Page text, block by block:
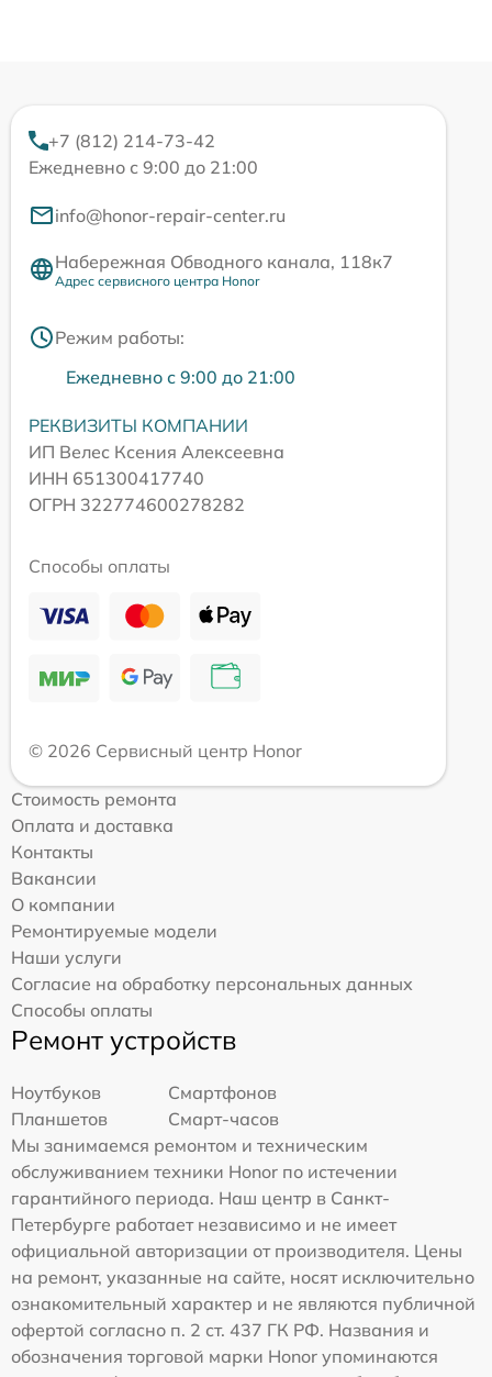
+7 (812) 214-73-42
Ежедневно с 9:00 до 21:00
info@honor-repair-center.ru
Набережная Обводного канала, 118к7
Адрес сервисного центра Honor
Режим работы:
Ежедневно с 9:00 до 21:00
РЕКВИЗИТЫ КОМПАНИИ
ИП Велес Ксения Алексеевна
ИНН 651300417740
ОГРН 322774600278282
Способы оплаты
© 2026 Сервисный центр Honor
Стоимость ремонта
Оплата и доставка
Контакты
Вакансии
О компании
Ремонтируемые модели
Наши услуги
Согласие на обработку персональных данных
Способы оплаты
Ремонт устройств
Ноутбуков
Смартфонов
Планшетов
Смарт-часов
Мы занимаемся ремонтом и техническим
обслуживанием техники Honor по истечении
гарантийного периода. Наш центр в Санкт-
Петербурге работает независимо и не имеет
официальной авторизации от производителя. Цены
на ремонт, указанные на сайте, носят исключительно
ознакомительный характер и не являются публичной
офертой согласно п. 2 ст. 437 ГК РФ. Названия и
обозначения торговой марки Honor упоминаются